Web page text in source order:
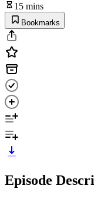
15 mins
Bookmarks
Episode